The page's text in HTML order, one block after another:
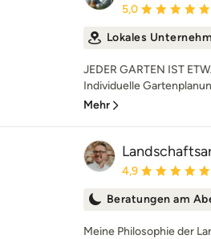
5,0
Lokales
JEDER GARTEN IST
Individuelle
Mehr
4,9
Beratungen am
Meine Philosophie der